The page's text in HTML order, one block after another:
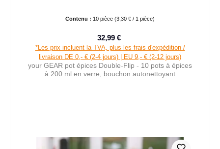
Contenu : 10 pièce (3,30 € / 1 pièce)
Prix de vente :
32,99 €
*Les prix incluent la TVA, plus les frais d'expédition /
livraison DE 0,- € (2-4 jours) | EU 9,- € (2-12 jours)
your GEAR pot épices Double-Flip - 10 pots à épices
à 200 ml en verre, bouchon autonettoyant